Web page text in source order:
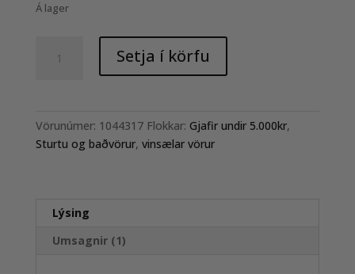
Á lager
Herra
Setja í körfu
Vörunúmer: 1044317 Flokkar: Gjafir undir 5.000kr,
Sturtu og baðvörur, vinsælar vörur
Lýsing
Umsagnir (1)